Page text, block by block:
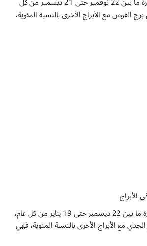
القوس مع الأبراج الأخرى بالنسبة المئوية،
الأبراج
يقع برج الجدي في الفترة ما بين 22 ديسمبر حتى 19 يناير من كل عام،
مع الأبراج الأخرى بالنسبة المئوية، فهي